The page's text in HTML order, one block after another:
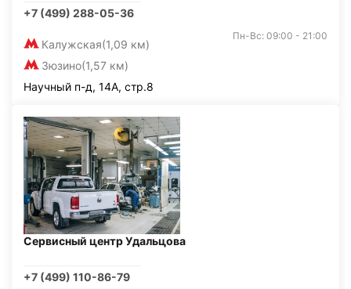
+7 (499) 288-05-36
Калужская(1,09 км)
Зюзино(1,57 км)
Пн-Вс: 09:00 - 21:00
Научный п-д, 14А, стр.8
Сервисный центр Удальцова
+7 (499) 110-86-79